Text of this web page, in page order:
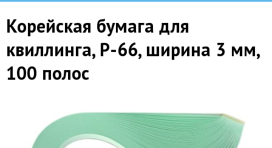
Корейская бумага для
квиллинга, P-66, ширина 3 мм,
100 полос